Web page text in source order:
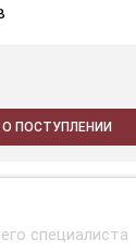
ПОСТУПЛЕНИИ
специалиста